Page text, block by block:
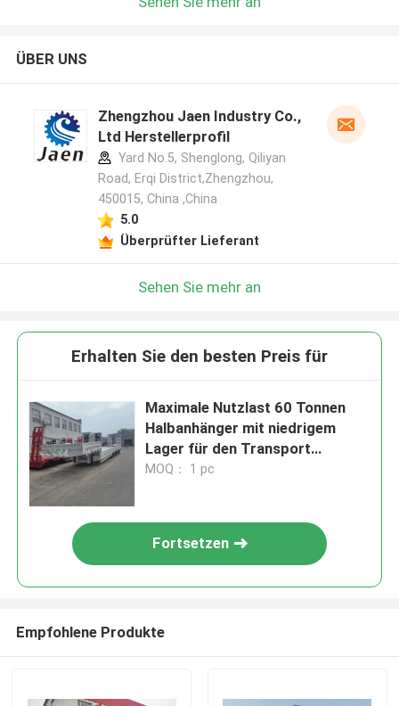
ÜBER UNS
Zhengzhou Jaen Industry Co.,
Ltd Herstellerprofil
Yard No.5, Shenglong, Qiliyan
Road, Erqi District,Zhengzhou,
450015, China ,China
5.0
Überprüfter Lieferant
Sehen Sie mehr an
Erhalten Sie den besten Preis für
Maximale Nutzlast 60 Tonnen
Halbanhänger mit niedrigem
Lager für den Transport
schwerer Maschinen
MOQ： 1 pc
Fortsetzen
Empfohlene Produkte